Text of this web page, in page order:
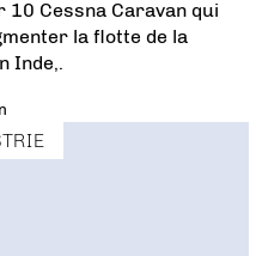
Cessna Caravan qui
la flotte de la
Inde,.